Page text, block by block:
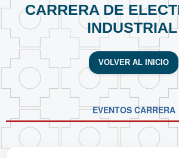
CARRERA DE
INDUSTRIAL
VOLVER AL INICIO
EVENTOS CARRERA